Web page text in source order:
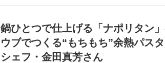
鍋ひとつで仕上げる「ナポリタン
ウブでつくる“もちもち”余熱パス
シェフ・金田真芳さん